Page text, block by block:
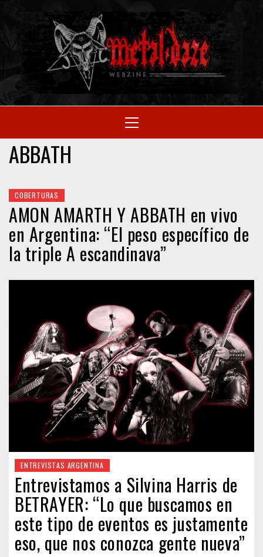
SITIO OFICIAL
Menu
ABBATH
COBERTURAS
AMON AMARTH Y ABBATH en vivo
en Argentina: “El peso específico de
la triple A escandinava”
ENTREVISTAS ARGENTINA
Entrevistamos a Silvina Harris de
BETRAYER: “Lo que buscamos en
este tipo de eventos es justamente
eso, que nos conozca gente nueva”